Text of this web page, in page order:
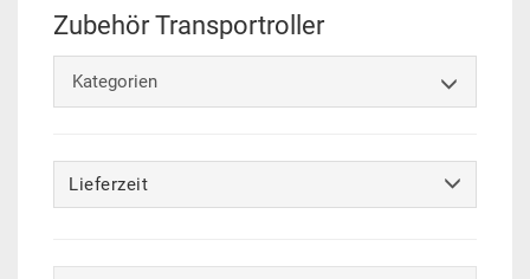
Zubehör Transportroller
Kategorien
Lieferzeit